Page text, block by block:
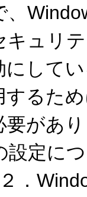
、
キュリ
にして
するた
要があ
設定に
．